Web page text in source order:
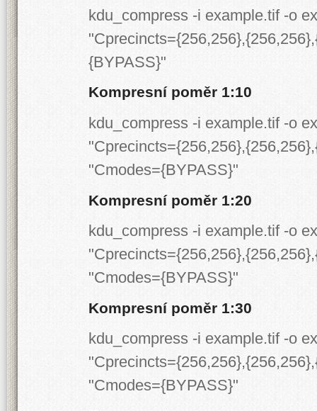
kdu_compress -i example.tif -o
{BYPASS}"
Kompresní poměr 1:10
kdu_compress -i example.tif -o
"Cmodes={BYPASS}"
Kompresní poměr 1:20
kdu_compress -i example.tif -o
"Cmodes={BYPASS}"
Kompresní poměr 1:30
kdu_compress -i example.tif -o
"Cmodes={BYPASS}"